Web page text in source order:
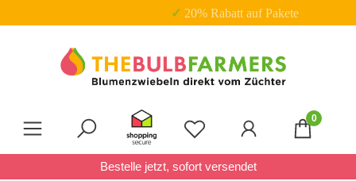
✓ 20% Rabatt auf Pakete
Du hast 0 Produkte auf
0
Bestelle jetzt, sofort versendet